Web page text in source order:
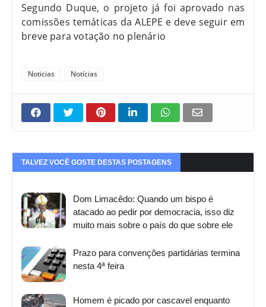
Segundo Duque, o projeto já foi aprovado nas
comissões temáticas da ALEPE e deve seguir em
breve para votação no plenário
Noticias Notícias
TALVEZ VOCÊ GOSTE DESTAS POSTAGENS
Dom Limacêdo: Quando um bispo é
atacado ao pedir por democracia, isso diz
muito mais sobre o país do que sobre ele
Prazo para convenções partidárias termina
nesta 4ª feira
Homem é picado por cascavel enquanto